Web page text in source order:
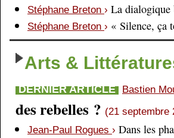
Stéphane Breton › La dialogique
Stéphane Breton › « Silence, ça
Arts &
DERNIER ARTICLE Bastien
des rebelles ? (21 septembre
Jean-Paul Rogues › Dans les